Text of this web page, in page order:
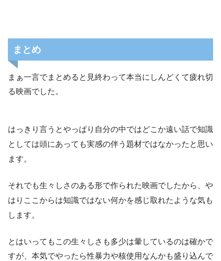
まとめ
まぁ一言でまとめると見終わって本当にしんどくて疲れ切
る映画でした。
はっきり言うとやっぱり自分の中ではどこか遠い話で知識
としては頭にあっても実感の伴う題材ではなかったと思い
ます。
それでも生々しさのある形で作られた映画でしたから、や
はりここからは知識ではない何かを感じ取れたような気も
します。
とはいってもこの生々しさも多少は暈しているのは確かで
すが、本気でやったら性暴力や核使用なんかも盛り込んで